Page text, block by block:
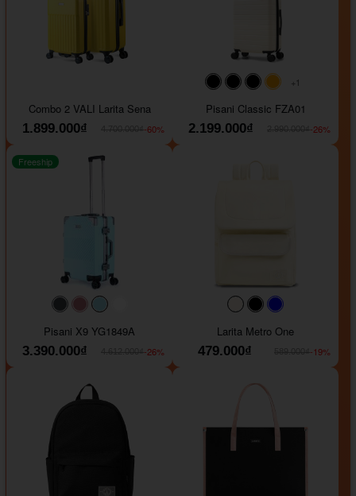
Combo 2 VALI Larita Sena
1.899.000₫
-60%
#000000#000000#000000
+1
Pisani Classic FZA01
2.199.000₫
-26%
#40454a#b76e79
Freeship
Pisani X9 YG1849A
3.390.000₫
-26%
#faf0e6#000000
Larita Metro One
479.000₫
-19%